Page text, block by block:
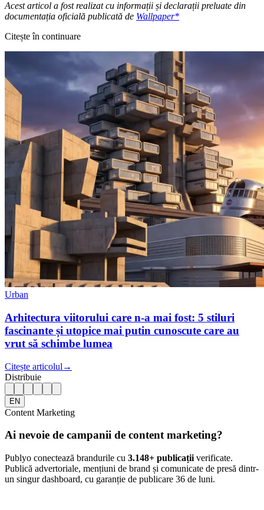
Acest articol a fost realizat cu informații și declarații preluate din
documentația oficială publicată de Wallpaper*
Citește în continuare
Urban
Arhitectura viitorului care n-a mai fost: 5 stiluri
fascinante și utopice mai putin cunoscute care au
vrut să schimbe lumea
Citește articolul →
Distribuie
EN
Content Marketing
Ai nevoie de campanii de content marketing?
Publyo conectează brandurile cu 3.148+ publicații verificate.
Publică advertoriale, mențiuni de brand și comunicate de presă dintr-
un singur dashboard, cu garanție de publicare 36 de luni.